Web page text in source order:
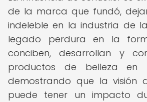
de la marca que fundó,
indeleble en la industria de
legado perdura en la
conciben, desarrollan y
productos de belleza en
demostrando que la visión
puede tener un impacto